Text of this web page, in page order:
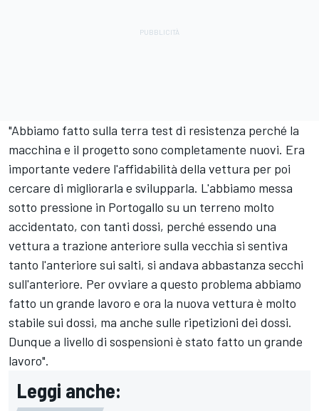
"Abbiamo fatto sulla terra test di resistenza perché la
macchina e il progetto sono completamente nuovi. Era
importante vedere l'affidabilità della vettura per poi
cercare di migliorarla e svilupparla. L'abbiamo messa
sotto pressione in Portogallo su un terreno molto
accidentato, con tanti dossi, perché essendo una
vettura a trazione anteriore sulla vecchia si sentiva
tanto l'anteriore sui salti, si andava abbastanza secchi
sull'anteriore. Per ovviare a questo problema abbiamo
fatto un grande lavoro e ora la nuova vettura è molto
stabile sui dossi, ma anche sulle ripetizioni dei dossi.
Dunque a livello di sospensioni è stato fatto un grande
lavoro".
Leggi anche: